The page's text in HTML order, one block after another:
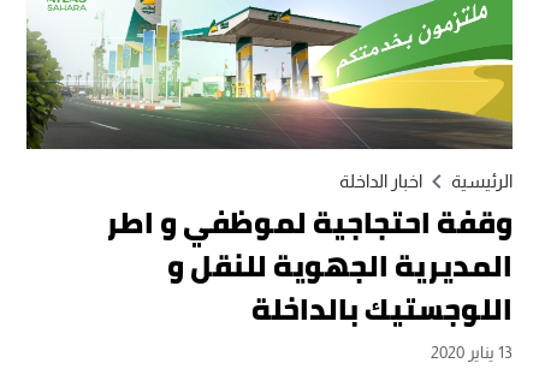
الرئيسية اخبار الداخلة
وقفة احتجاجية لموظفي و اطر
المديرية الجهوية للنقل و
اللوجستيك بالداخلة
13 يناير 2020